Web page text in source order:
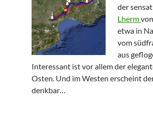
der
Lherm
etwa in
vom
aus
Interessant ist vor allem der
Osten. Und im Westen erscheint
denkbar…